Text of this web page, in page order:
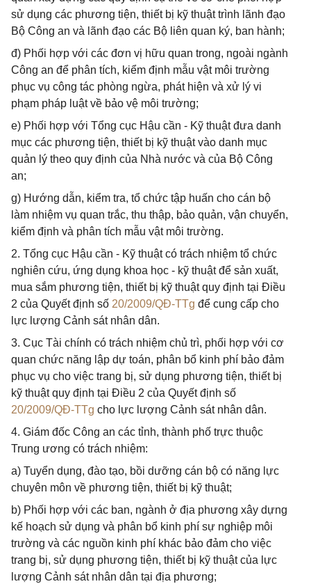
sử dụng các phương tiện, thiết bị kỹ thuật trình lãnh đạo
Bộ Công an và lãnh đạo các Bộ liên quan ký, ban hành;
đ) Phối hợp với các đơn vị hữu quan trong, ngoài ngành
Công an để phân tích, kiểm định mẫu vật môi trường
phục vụ công tác phòng ngừa, phát hiện và xử lý vi
phạm pháp luật về bảo vệ môi trường;
e) Phối hợp với Tổng cục Hậu cần - Kỹ thuật đưa danh
mục các phương tiện, thiết bị kỹ thuật vào danh mục
quản lý theo quy định của Nhà nước và của Bộ Công
an;
g) Hướng dẫn, kiểm tra, tổ chức tập huấn cho cán bộ
làm nhiệm vụ quan trắc, thu thập, bảo quản, vận chuyển,
kiểm định và phân tích mẫu vật môi trường.
2. Tổng cục Hậu cần - Kỹ thuật có trách nhiệm tổ chức
nghiên cứu, ứng dụng khoa học - kỹ thuật để sản xuất,
mua sắm phương tiện, thiết bị kỹ thuật quy định tại Điều
2 của Quyết định số 20/2009/QĐ-TTg để cung cấp cho
lực lượng Cảnh sát nhân dân.
3. Cục Tài chính có trách nhiệm chủ trì, phối hợp với cơ
quan chức năng lập dự toán, phân bổ kinh phí bảo đảm
phục vụ cho việc trang bị, sử dụng phương tiện, thiết bị
kỹ thuật quy định tại Điều 2 của Quyết định số
20/2009/QĐ-TTg cho lực lượng Cảnh sát nhân dân.
4. Giám đốc Công an các tỉnh, thành phố trực thuộc
Trung ương có trách nhiệm:
a) Tuyển dụng, đào tạo, bồi dưỡng cán bộ có năng lực
chuyên môn về phương tiện, thiết bị kỹ thuật;
b) Phối hợp với các ban, ngành ở địa phương xây dựng
kế hoạch sử dụng và phân bổ kinh phí sự nghiệp môi
trường và các nguồn kinh phí khác bảo đảm cho việc
trang bị, sử dụng phương tiện, thiết bị kỹ thuật của lực
lượng Cảnh sát nhân dân tại địa phương;